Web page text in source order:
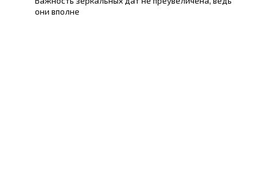
они вполне